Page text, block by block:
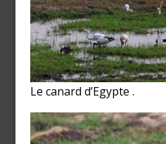
Le canard d’Egypte .